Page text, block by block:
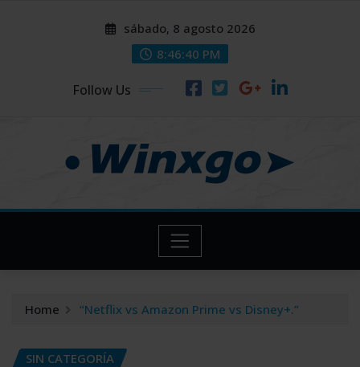
sábado, 8 agosto 2026
8:46:41 PM
Follow Us
Home “Netflix vs Amazon Prime vs Disney+.”
SIN CATEGORÍA